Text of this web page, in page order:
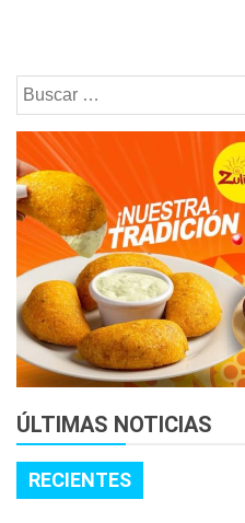
Buscar:
ÚLTIMAS NOTICIAS
RECIENTES